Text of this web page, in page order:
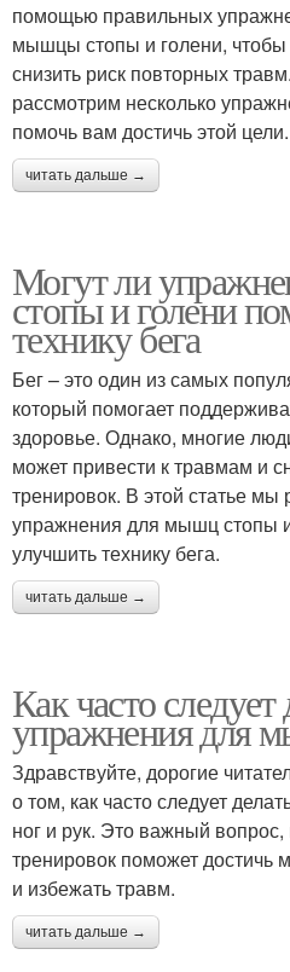
помощью правильных
мышцы стопы и голени, чтобы
снизить риск повторных
рассмотрим несколько
помочь вам достичь этой цели.
читать дальше →
Могут ли
стопы и голени
технику бега
Бег – это один из самых
который помогает
здоровье. Однако, многие
может привести к травмам и
тренировок. В этой статье мы
упражнения для мышц стопы
улучшить технику бега.
читать дальше →
Как часто следует
упражнения для
Здравствуйте, дорогие
о том, как часто следует
ног и рук. Это важный
тренировок поможет достичь
и избежать травм.
читать дальше →